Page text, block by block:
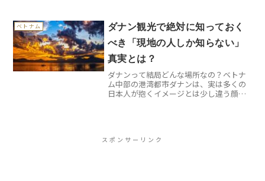
正直なところでしょう。実は私も最初は
そうでした。地図で確認す...
ベトナム
ダナン観光で絶対に知っておく
べき「現地の人しか知らない」
真実とは？
ダナンって結局どんな場所なの？ベトナ
ム中部の港湾都市ダナンは、実は多くの
日本人が抱くイメージとは少し違う顔を
スポンサーリンク